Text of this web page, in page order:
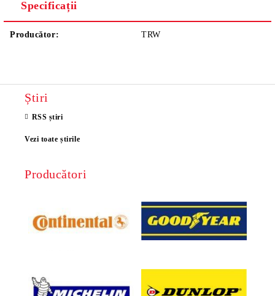
Specificații
Producător: TRW
Știri
RSS știri
Vezi toate știrile
Producători